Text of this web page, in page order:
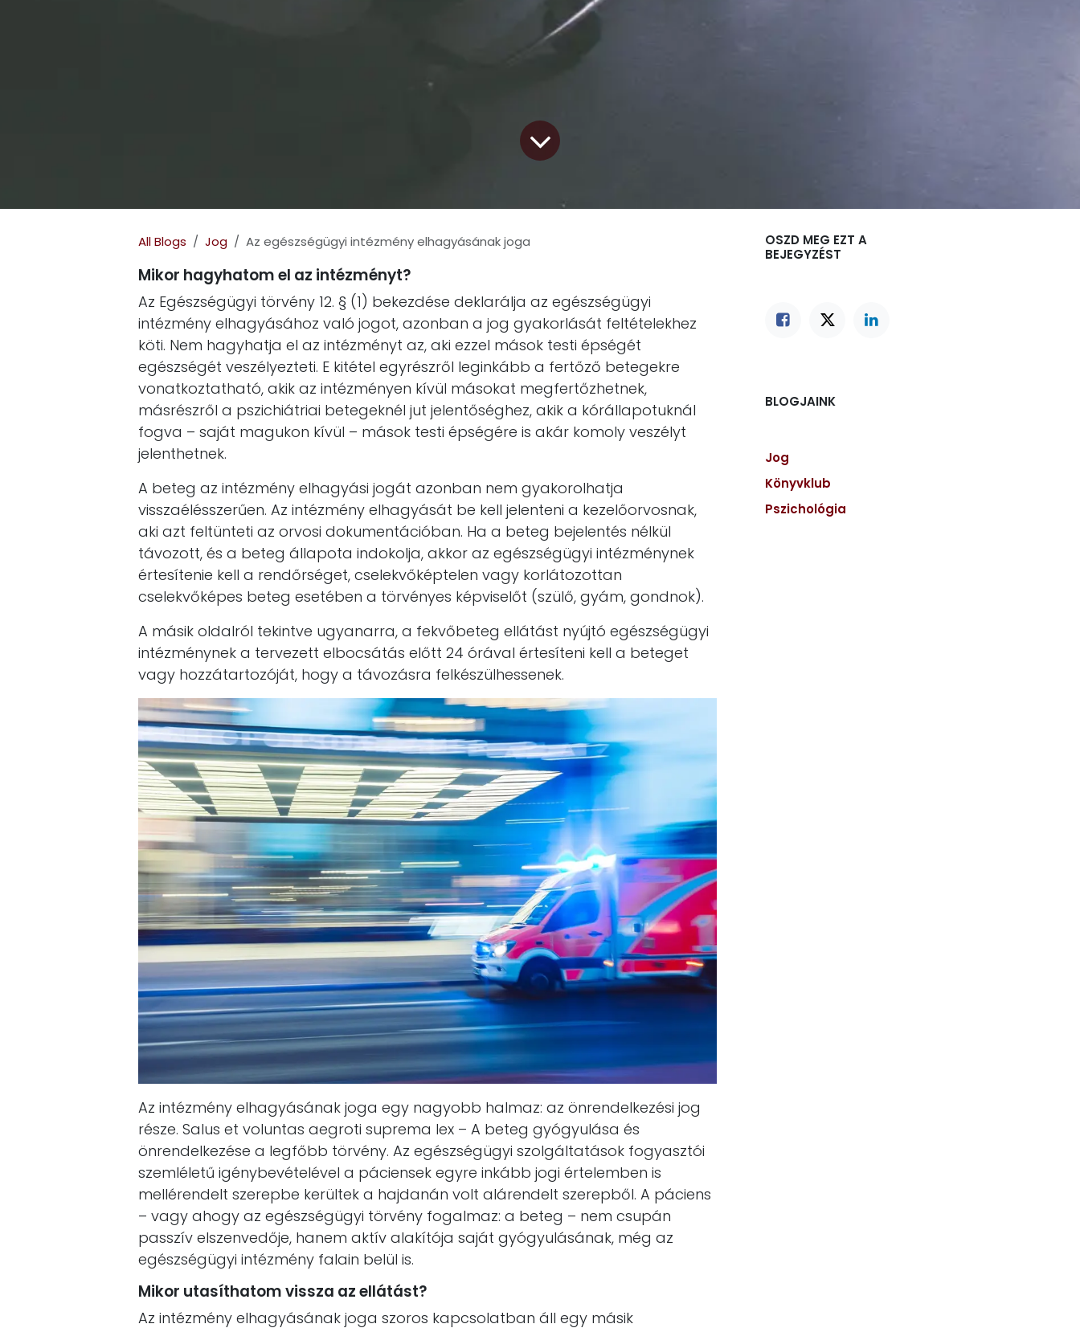
All Blogs Jog Az egészségügyi intézmény elhagyásának joga
Mikor hagyhatom el az intézményt?
Az Egészségügyi törvény 12. § (1) bekezdése deklarálja az egészségügyi
intézmény elhagyásához való jogot, azonban a jog gyakorlását feltételekhez
köti. Nem hagyhatja el az intézményt az, aki ezzel mások testi épségét
egészségét veszélyezteti. E kitétel egyrészről leginkább a fertőző betegekre
vonatkoztatható, akik az intézményen kívül másokat megfertőzhetnek,
másrészről a pszichiátriai betegeknél jut jelentőséghez, akik a kórállapotuknál
fogva – saját magukon kívül – mások testi épségére is akár komoly veszélyt
jelenthetnek.
A beteg az intézmény elhagyási jogát azonban nem gyakorolhatja
visszaélésszerűen. Az intézmény elhagyását be kell jelenteni a kezelőorvosnak,
aki azt feltünteti az orvosi dokumentációban. Ha a beteg bejelentés nélkül
távozott, és a beteg állapota indokolja, akkor az egészségügyi intézménynek
értesítenie kell a rendőrséget, cselekvőképtelen vagy korlátozottan
cselekvőképes beteg esetében a törvényes képviselőt (szülő, gyám, gondnok).
A másik oldalról tekintve ugyanarra, a fekvőbeteg ellátást nyújtó egészségügyi
intézménynek a tervezett elbocsátás előtt 24 órával értesíteni kell a beteget
vagy hozzátartozóját, hogy a távozásra felkészülhessenek.
Az intézmény elhagyásának joga egy nagyobb halmaz: az önrendelkezési jog
része. Salus et voluntas aegroti suprema lex – A beteg gyógyulása és
önrendelkezése a legfőbb törvény. Az egészségügyi szolgáltatások fogyasztói
szemléletű igénybevételével a páciensek egyre inkább jogi értelemben is
mellérendelt szerepbe kerültek a hajdanán volt alárendelt szerepből. A páciens
– vagy ahogy az egészségügyi törvény fogalmaz: a beteg – nem csupán
passzív elszenvedője, hanem aktív alakítója saját gyógyulásának, még az
egészségügyi intézmény falain belül is.
Mikor utasíthatom vissza az ellátást?
Az intézmény elhagyásának joga szoros kapcsolatban áll egy másik
OSZD MEG EZT A
BEJEGYZÉST
BLOGJAINK
Jog
Könyvklub
Pszichológia